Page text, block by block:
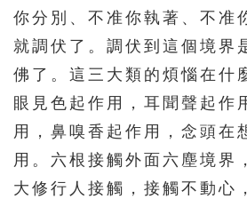
你分別、不准你執著、不准
就調伏了。調伏到這個境界
佛了。這三大類的煩惱在什
眼見色起作用，耳聞聲起作
用，鼻嗅香起作用，念頭在
用。六根接觸外面六塵境界
大修行人接觸，接觸不動心